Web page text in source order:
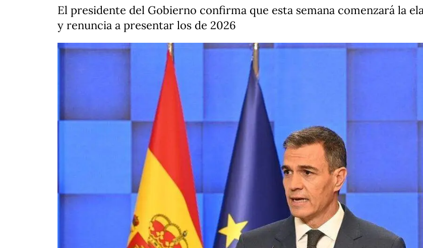
El presidente del Gobierno confirma que esta semana comenzará la
y renuncia a presentar los de 2026